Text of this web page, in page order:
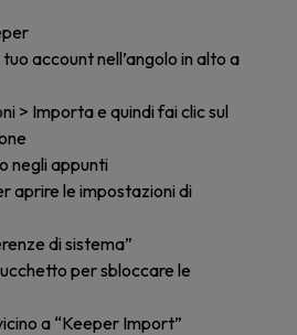
tuo account nell’angolo in alto a
> Importa e quindi fai clic sul
negli appunti
aprire le impostazioni di
di sistema”
per sbloccare le
a “Keeper Import”